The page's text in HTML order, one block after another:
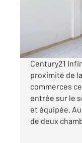
730
par mois
Century21
proximité de
commerces
entrée sur le
et équipée.
de deux